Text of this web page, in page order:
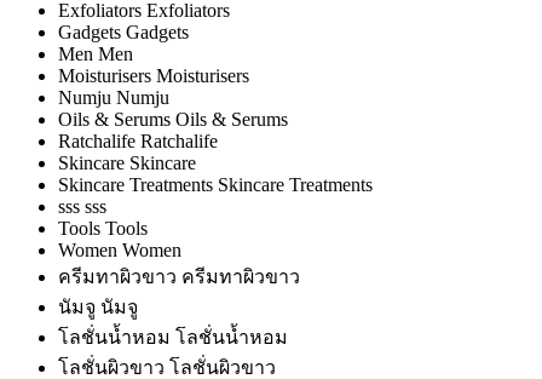
Exfoliators Exfoliators
Gadgets Gadgets
Men Men
Moisturisers Moisturisers
Numju Numju
Oils & Serums Oils & Serums
Ratchalife Ratchalife
Skincare Skincare
Skincare Treatments Skincare Treatments
sss sss
Tools Tools
Women Women
ครีมทาผิวขาว ครีมทาผิวขาว
นัมจู นัมจู
โลชั่นน้ำหอม โลชั่นน้ำหอม
โลชั่นผิวขาว โลชั่นผิวขาว